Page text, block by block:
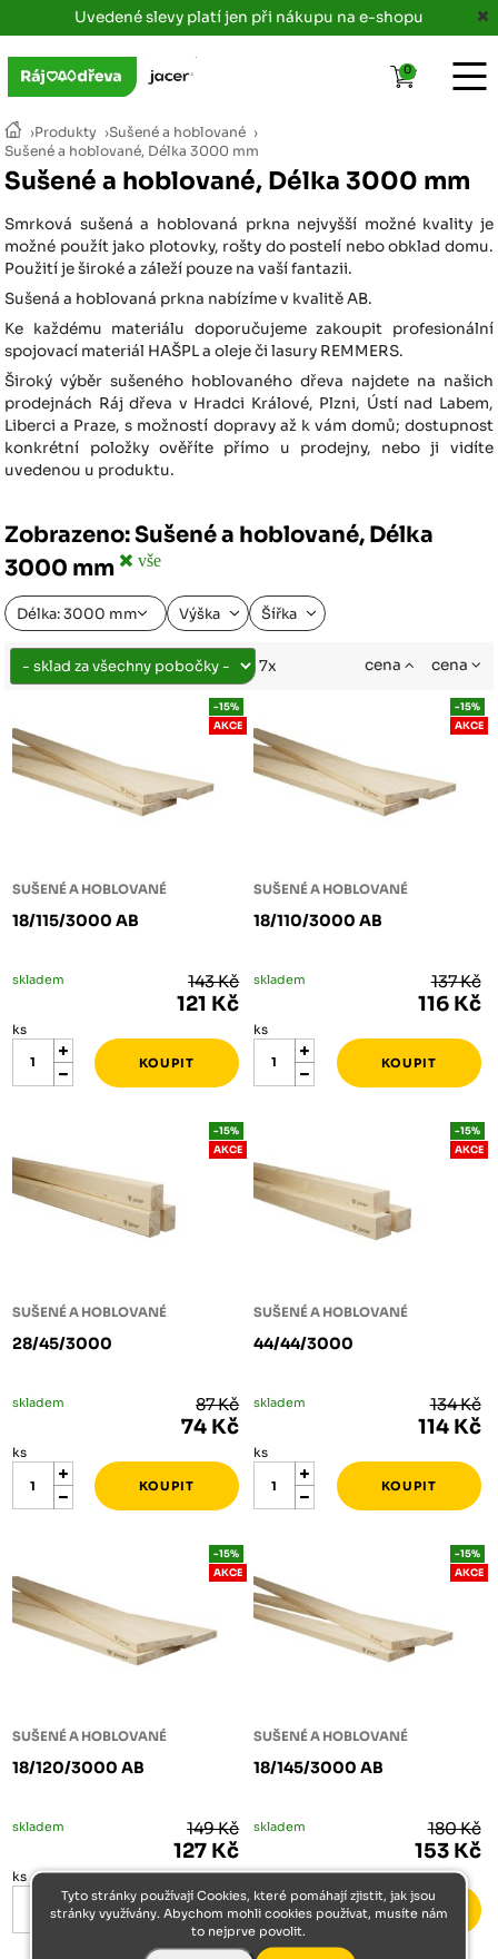
Uvedené slevy platí jen při nákupu na e-shopu
›Produkty ›Sušené a hoblované ›
Sušené a hoblované, Délka 3000 mm
Sušené a hoblované, Délka 3000 mm
Smrková sušená a hoblovaná prkna nejvyšší možné kvality je
možné použít jako plotovky, rošty do postelí nebo obklad domu.
Použití je široké a záleží pouze na vaší fantazii.
Sušená a hoblovaná prkna nabízíme v kvalitě AB.
Ke každému materiálu doporučujeme zakoupit profesionální
spojovací materiál HAŠPL a oleje či lasury REMMERS.
Široký výběr sušeného hoblovaného dřeva najdete na našich
prodejnách Ráj dřeva v Hradci Králové, Plzni, Ústí nad Labem,
Liberci a Praze, s možností dopravy až k vám domů; dostupnost
konkrétní položky ověříte přímo u prodejny, nebo ji vidíte
uvedenou u produktu.
Zobrazeno: Sušené a hoblované, Délka
3000 mm
vše
Délka: 3000 mm Výška Šířka
7x cena cena
SUŠENÉ A HOBLOVANÉ
18/115/3000 AB
-15%
AKCE
skladem 143 Kč
121 Kč
ks
SUŠENÉ A HOBLOVANÉ
18/110/3000 AB
-15%
AKCE
skladem 137 Kč
116 Kč
ks
SUŠENÉ A HOBLOVANÉ
28/45/3000
-15%
AKCE
skladem 87 Kč
74 Kč
ks
SUŠENÉ A HOBLOVANÉ
44/44/3000
-15%
AKCE
skladem 134 Kč
114 Kč
ks
SUŠENÉ A HOBLOVANÉ
18/120/3000 AB
-15%
AKCE
skladem 149 Kč
127 Kč
ks
SUŠENÉ A HOBLOVANÉ
18/145/3000 AB
-15%
AKCE
skladem 180 Kč
153 Kč
ks
0
Tyto stránky používají Cookies, které pomáhají zjistit, jak jsou
stránky využívány. Abychom mohli cookies používat, musíte nám
to nejprve povolit.